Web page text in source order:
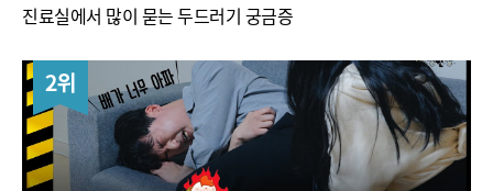
진료실에서 많이 묻는 두드러기 궁금증